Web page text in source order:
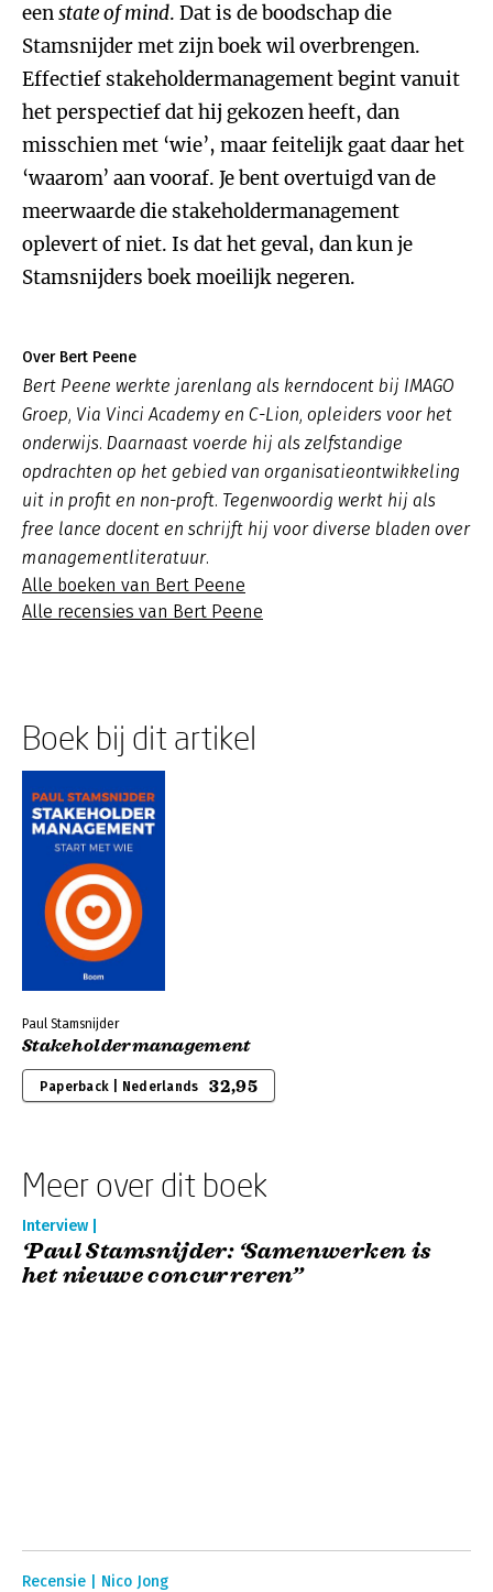
eenstate of mind. Dat is de boodschap die
Stamsnijder met zijn boek wil overbrengen.
Effectief stakeholdermanagement begint vanuit
het perspectief dat hij gekozen heeft, dan
misschien met ‘wie’, maar feitelijk gaat daar het
‘waarom’ aan vooraf. Je bent overtuigd van de
meerwaarde die stakeholdermanagement
oplevert of niet. Is dat het geval, dan kun je
Stamsnijders boek moeilijk negeren.
Over Bert Peene
Bert Peene werkte jarenlang als kerndocent bij IMAGO
Groep, Via Vinci Academy en C-Lion, opleiders voor het
onderwijs. Daarnaast voerde hij als zelfstandige
opdrachten op het gebied van organisatieontwikkeling
uit in profit en non-proft. Tegenwoordig werkt hij als
free lance docent en schrijft hij voor diverse bladen over
managementliteratuur.
Alle boeken van Bert Peene
Alle recensies van Bert Peene
Boek bij dit artikel
Paul Stamsnijder
Stakeholdermanagement
Paperback | Nederlands 32,95
Meer over dit boek
Interview |
‘Paul Stamsnijder: ‘Samenwerken is
het nieuwe concurreren’’
Recensie | Nico Jong